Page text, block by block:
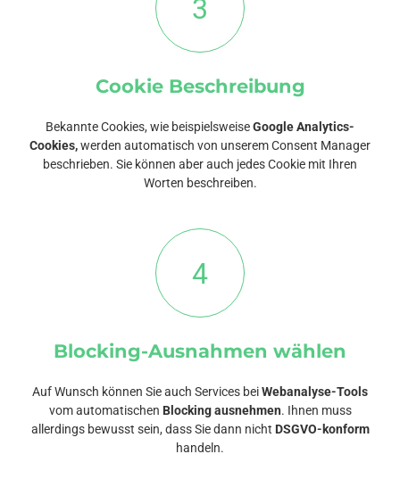
3
Cookie Beschreibung
Bekannte Cookies, wie beispielsweiseGoogle Analytics-
Cookies,werden automatisch von unserem Consent Manager
beschrieben. Sie können aber auch jedes Cookie mit Ihren
Worten beschreiben.
4
Blocking-Ausnahmen wählen
Auf Wunsch können Sie auch Services beiWebanalyse-Tools
vom automatischen Blocking ausnehmen. Ihnen muss
allerdings bewusst sein, dass Sie dann nicht DSGVO-konform
handeln.